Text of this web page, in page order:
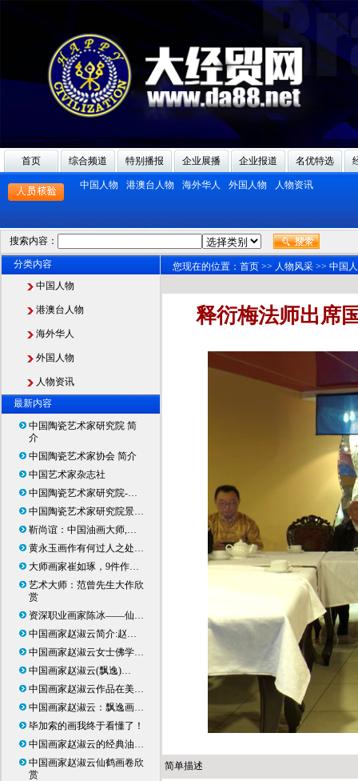
首页 综合频道 特别播报 企业展播 企业报道 名优特选
中国人物 港澳台人物 海外华人 外国人物 人物资讯
搜索内容：
分类内容
中国人物
港澳台人物
海外华人
外国人物
人物资讯
最新内容
中国陶瓷艺术家研究院 简
介
中国陶瓷艺术家协会 简介
中国艺术家杂志社
中国陶瓷艺术家研究院-…
中国陶瓷艺术家研究院景…
靳尚谊：中国油画大师,…
黄永玉画作有何过人之处…
大师画家崔如琢，9件作…
艺术大师：范曾先生大作欣
赏
资深职业画家陈冰——仙…
中国画家赵淑云简介:赵…
中国画家赵淑云女士佛学…
中国画家赵淑云(飘逸)…
中国画家赵淑云作品在美…
中国画家赵淑云：飘逸画…
毕加索的画我终于看懂了！
中国画家赵淑云的经典油…
中国画家赵淑云仙鹤画卷欣
赏
您现在的位置： 首页 >> 人物风采 >> 中国
释衍梅法师出席
简单描述